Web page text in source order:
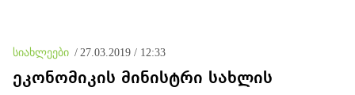
სიახლეები / 27.03.2019 / 12:33
ეკონომიკის მინისტრი სახლის